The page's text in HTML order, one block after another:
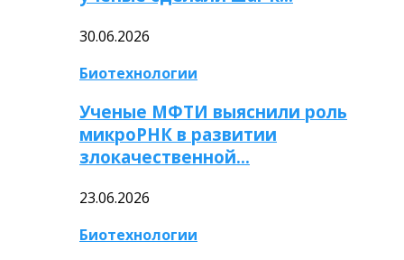
30.06.2026
Биотехнологии
Ученые МФТИ выяснили роль
микроРНК в развитии
злокачественной…
23.06.2026
Биотехнологии